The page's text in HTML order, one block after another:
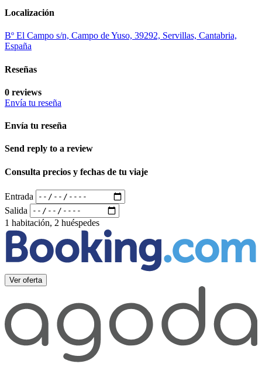
Localización
Bº El Campo s/n, Campo de Yuso, 39292, Servillas, Cantabria,
España
Reseñas
0 reviews
Envía tu reseña
Envía tu reseña
Send reply to a review
Consulta precios y fechas de tu viaje
Entrada
Salida
1 habitación, 2 huéspedes
Ver oferta